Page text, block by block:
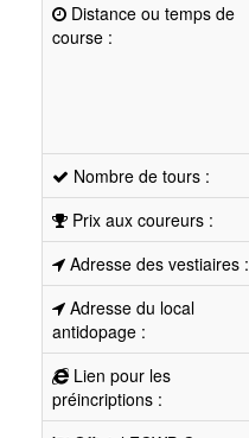
Distance ou temps de
course :
Nombre de tours :
Prix aux coureurs :
Adresse des vestiaires :
Adresse du local
antidopage :
Lien pour les
préincriptions :